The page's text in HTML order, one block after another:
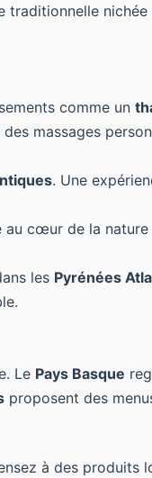
traditionnelle nichée
comme un
des massages
. Une
cœur de la
les Pyrénées
Le Pays Basque
proposent des
à des produits